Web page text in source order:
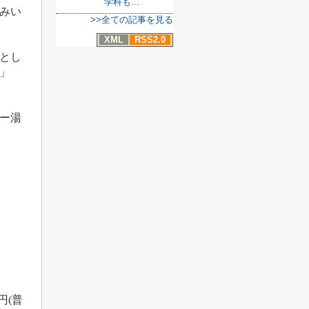
い
し
湯
(普
>>全ての記事を見る
XML
RSS2.0